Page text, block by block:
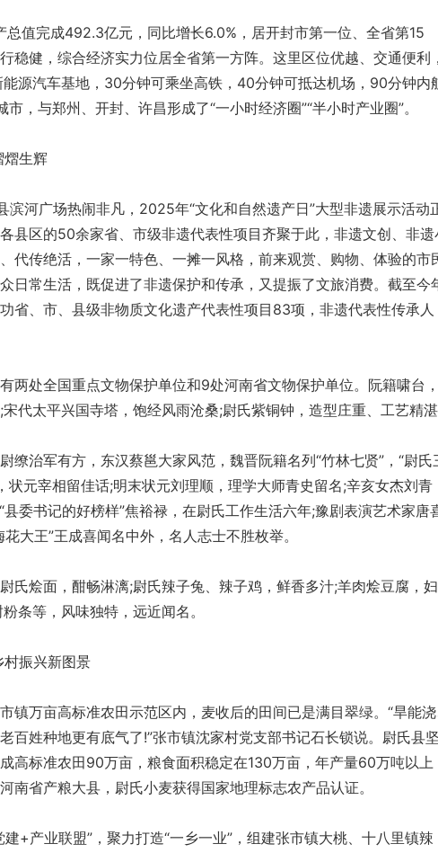
完成492.3亿元，同比增长6.0%，居开封市第一位、全省第15
稳健，综合经济实力位居全省第一方阵。这里区位优越、交通便利，
源汽车基地，30分钟可乘坐高铁，40分钟可抵达机场，90分钟内
，与郑州、开封、许昌形成了“一小时经济圈”“半小时产业圈”。
生辉
河广场热闹非凡，2025年“文化和自然遗产日”大型非遗展示活动
县区的50余家省、市级非遗代表性项目齐聚于此，非遗文创、非遗
代传绝活，一家一特色、一摊一风格，前来观赏、购物、体验的市
日常生活，既促进了非遗保护和传承，又提振了文旅消费。截至今
省、市、县级非物质文化遗产代表性项目83项，非遗代表性传承人
处全国重点文物保护单位和9处河南省文物保护单位。阮籍啸台，
代太平兴国寺塔，饱经风雨沧桑;尉氏紫铜钟，造型庄重、工艺精湛
治军有方，东汉蔡邕大家风范，魏晋阮籍名列“竹林七贤”，“尉氏
状元宰相留佳话;明末状元刘理顺，理学大师青史留名;辛亥女杰刘青
县委书记的好榜样”焦裕禄，在尉氏工作生活六年;豫剧表演艺术家唐
大王”王成喜闻名中外，名人志士不胜枚举。
烩面，酣畅淋漓;尉氏辣子兔、辣子鸡，鲜香多汁;羊肉烩豆腐，
条等，风味独特，远近闻名。
振兴新图景
万亩高标准农田示范区内，麦收后的田间已是满目翠绿。“旱能浇
百姓种地更有底气了!”张市镇沈家村党支部书记石长锁说。尉氏县坚
高标准农田90万亩，粮食面积稳定在130万亩，年产量60万吨以上
南省产粮大县，尉氏小麦获得国家地理标志农产品认证。
产业联盟”，聚力打造“一乡一业”，组建张市镇大桃、十八里镇辣